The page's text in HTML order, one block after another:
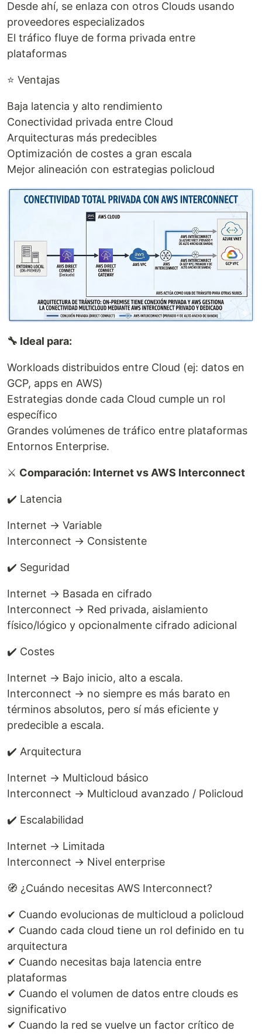
Desde ahí, se enlaza con otros Clouds usando
proveedores especializados
El tráfico fluye de forma privada entre
plataformas
⭐ Ventajas
Baja latencia y alto rendimiento
Conectividad privada entre Cloud
Arquitecturas más predecibles
Optimización de costes a gran escala
Mejor alineación con estrategias policloud
🔧 Ideal para:
Workloads distribuidos entre Cloud (ej: datos en
GCP, apps en AWS)
Estrategias donde cada Cloud cumple un rol
específico
Grandes volúmenes de tráfico entre plataformas
Entornos Enterprise.
⚔️ Comparación: Internet vs AWS Interconnect
✔️ Latencia
Internet → Variable
Interconnect → Consistente
✔️ Seguridad
Internet → Basada en cifrado
Interconnect → Red privada, aislamiento
físico/lógico y opcionalmente cifrado adicional
✔️ Costes
Internet → Bajo inicio, alto a escala.
Interconnect → no siempre es más barato en
términos absolutos, pero sí más eficiente y
predecible a escala.
✔️ Arquitectura
Internet → Multicloud básico
Interconnect → Multicloud avanzado / Policloud
✔️ Escalabilidad
Internet → Limitada
Interconnect → Nivel enterprise
🧭 ¿Cuándo necesitas AWS Interconnect?
✔ Cuando evolucionas de multicloud a policloud
✔ Cuando cada cloud tiene un rol definido en tu
arquitectura
✔ Cuando necesitas baja latencia entre
plataformas
✔ Cuando el volumen de datos entre clouds es
significativo
✔ Cuando la red se vuelve un factor crítico de